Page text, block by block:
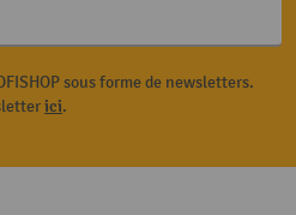
sous forme de newsletters.
ici.